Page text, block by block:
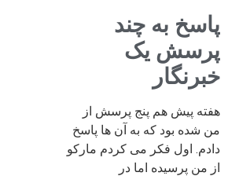
پاسخ به چند
پرسش یک
خبرنگار
هفته پیش هم پنج پرسش از
من شده بود که به آن ها پاسخ
دادم. اول فکر می کردم مارکو
از من پرسیده اما در